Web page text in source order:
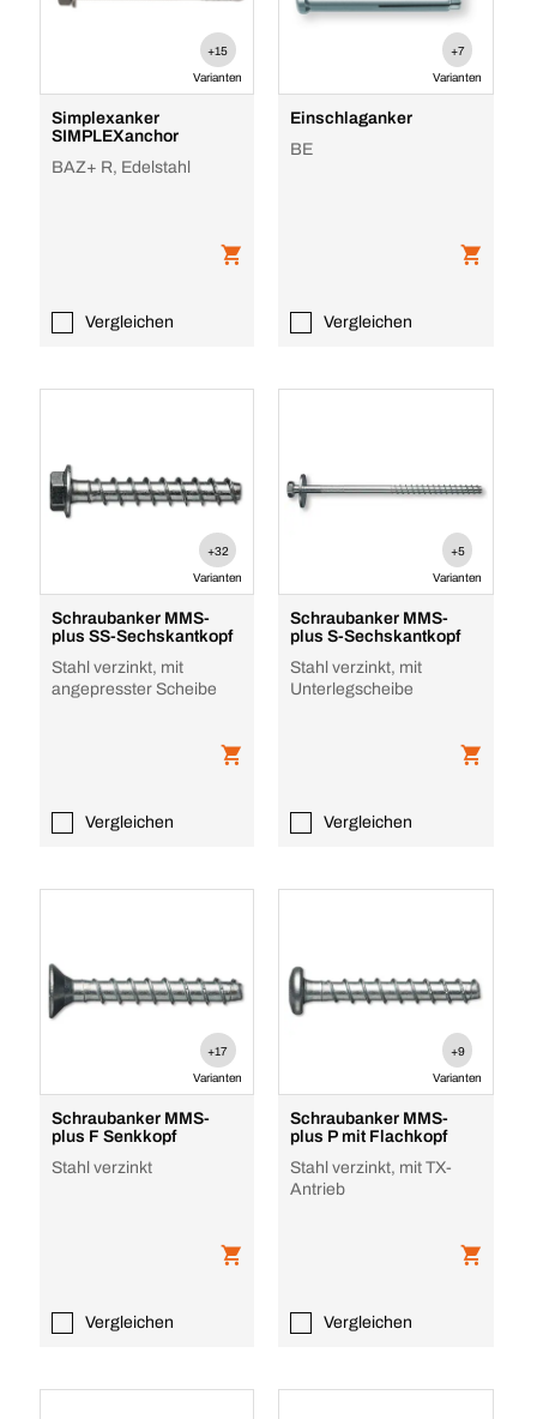
+15
Varianten
Simplexanker
SIMPLEXanchor
BAZ+ R, Edelstahl
Vergleichen
+7
Varianten
Einschlaganker
BE
Vergleichen
+32
Varianten
Schraubanker MMS-
plus SS-Sechskantkopf
Stahl verzinkt, mit
angepresster Scheibe
Vergleichen
+5
Varianten
Schraubanker MMS-
plus S-Sechskantkopf
Stahl verzinkt, mit
Unterlegscheibe
Vergleichen
+17
Varianten
Schraubanker MMS-
plus F Senkkopf
Stahl verzinkt
Vergleichen
+9
Varianten
Schraubanker MMS-
plus P mit Flachkopf
Stahl verzinkt, mit TX-
Antrieb
Vergleichen